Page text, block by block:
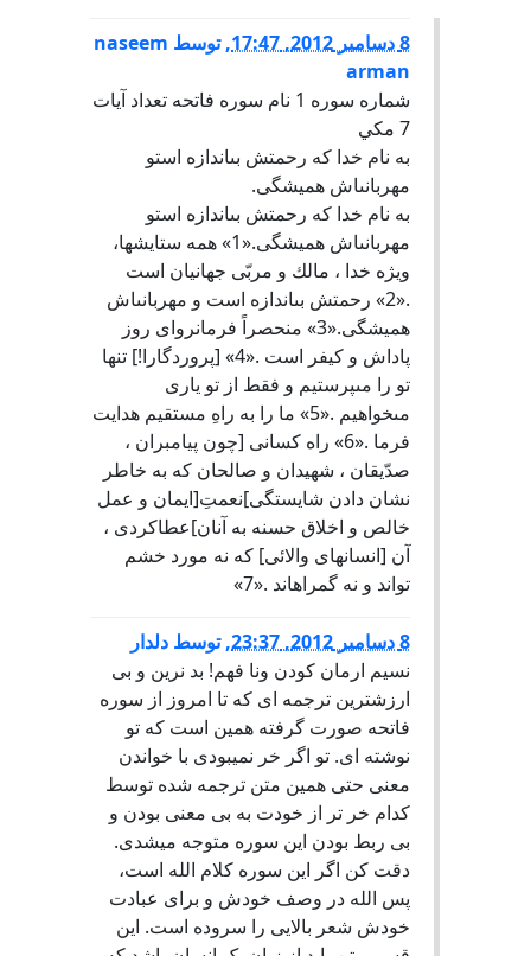
8 دسامبر 2012, 17:47 ,توسط naseem
arman
شماره سوره 1 نام سوره فاتحه تعداد آيات
7 مکي
به نام خدا كه رحمتش بى‏اندازه است‏و
مهربانى‏اش هميشگى.
به نام خدا كه رحمتش بى‏اندازه است‏و
مهربانى‏اش هميشگى.«1» همه ستايش‏ها،
ويژه خدا ، مالك و مربّى جهانيان است
.«2» رحمتش بى‏اندازه است و مهربانى‏اش
هميشگى.«3» منحصراً فرمانرواى روز
پاداش و كيفر است .«4» [پروردگارا!] تنها
تو را مى‏پرستيم و فقط از تو يارى
مى‏خواهيم .«5» ما را به راهِ مستقيم هدايت
فرما .«6» راه كسانى [چون پيامبران ،
صدّيقان ، شهيدان و صالحان كه به خاطر
نشان دادن شايستگى]نعمتِ[ايمان و عمل
خالص و اخلاق حسنه به آنان]عطاكردى ،
آن [انسان‏هاى والائى] كه نه مورد خشم
تواند و نه گمراه‏اند .«7»
8 دسامبر 2012, 23:37 ,توسط دلدار
نسیم ارمان کودن ونا فهم! بد نرین و بی
ارزشترین ترجمه ای که تا امروز از سوره
فاتحه صورت گرفته همین است که تو
نوشته ای. تو اگر خر نمیبودی با خواندن
معنی حتی همین متن ترجمه شده توسط
کدام خر تر از خودت به بی معنی بودن و
بی ربط بودن این سوره متوجه میشدی.
دقت کن اگر این سوره کلام الله است،
پس الله در وصف خودش و برای عبادت
خودش شعر بالایی را سروده است. این